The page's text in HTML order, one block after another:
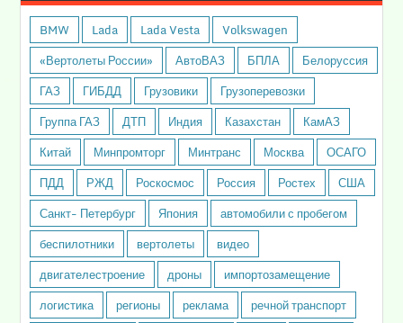
BMW Lada Lada Vesta
Volkswagen
«Вертолеты России»
АвтоВАЗ БПЛА
Белоруссия
ГАЗ
ГИБДД Грузовики
Грузоперевозки
Группа ГАЗ
ДТП Индия Казахстан
КамАЗ
Китай
Минпромторг Минтранс Москва
ОСАГО
ПДД
РЖД Роскосмос Россия Ростех
США
Санкт- Петербург
Япония
автомобили с пробегом
беспилотники
вертолеты
видео
двигателестроение
дроны
импортозамещение
логистика
регионы реклама
речной транспорт